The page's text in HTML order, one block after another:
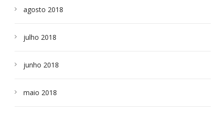
agosto 2018
julho 2018
junho 2018
maio 2018